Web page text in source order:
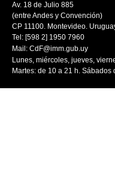
Av. 18 de Julio 885
(entre Andes y Convención)
CP 11100. Montevideo.
Tel: [598 2] 1950 7960
Mail: CdF@imm.gub.uy
Lunes, miércoles, jueves,
Martes: de 10 a 21 h. Sábados